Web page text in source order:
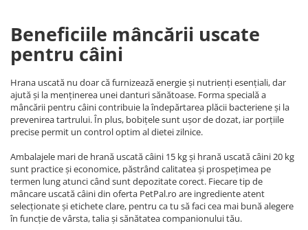
Beneficiile mâncării uscate
pentru câini
Hrana uscată nu doar că furnizează energie și nutrienți esențiali, dar
ajută și la menținerea unei danturi sănătoase. Forma specială a
mâncării pentru câini contribuie la îndepărtarea plăcii bacteriene și la
prevenirea tartrului. În plus, bobițele sunt ușor de dozat, iar porțiile
precise permit un control optim al dietei zilnice.
Ambalajele mari de hrană uscată câini 15 kg și hrană uscată câini 20 kg
sunt practice și economice, păstrând calitatea și prospețimea pe
termen lung atunci când sunt depozitate corect. Fiecare tip de
mâncare uscată câini din oferta PetPal.ro are ingrediente atent
selecționate și etichete clare, pentru ca tu să faci cea mai bună alegere
în funcție de vârsta, talia și sănătatea companionului tău.